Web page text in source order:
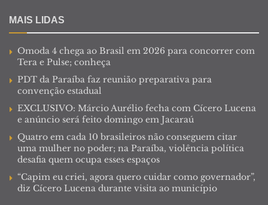
MAIS LIDAS
Omoda 4 chega ao Brasil em 2026 para concorrer com
Tera e Pulse; conheça
PDT da Paraíba faz reunião preparativa para
convenção estadual
EXCLUSIVO: Márcio Aurélio fecha com Cícero Lucena
e anúncio será feito domingo em Jacaraú
Quatro em cada 10 brasileiros não conseguem citar
uma mulher no poder; na Paraíba, violência política
desafia quem ocupa esses espaços
“Capim eu criei, agora quero cuidar como governador”,
diz Cícero Lucena durante visita ao município